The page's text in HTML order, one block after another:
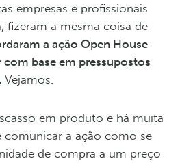
empresas e profissionais
fizeram a mesma coisa de
a ação Open House
base em pressupostos
Vejamos.
em produto e há muita
comunicar a ação como se
de compra a um preço